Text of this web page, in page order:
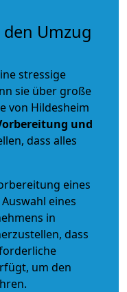
Umzug
stressige
sie über große
von Hildesheim
und
dass alles
eines
eines
in
dass
um den